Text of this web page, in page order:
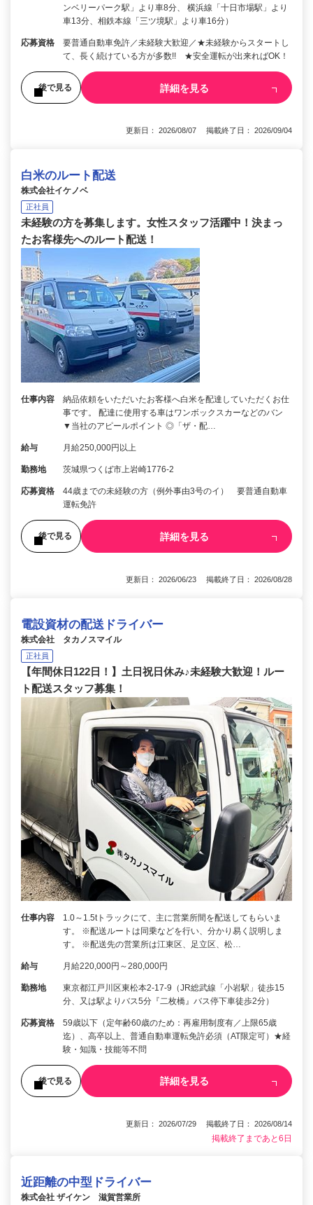
ンベリーパーク駅」より車8分、 横浜線「十日市場駅」より
車13分、相鉄本線「三ツ境駅」より車16分）
応募資格
要普通自動車免許／未経験大歓迎／★未経験からスタートし
て、長く続けている方が多数!! ★安全運転が出来ればOK！
後で見る 詳細を見る
更新日： 2026/08/07 掲載終了日： 2026/09/04
白米のルート配送
株式会社イケノベ
正社員
未経験の方を募集します。女性スタッフ活躍中！決まっ
たお客様先へのルート配送！
仕事内容
納品依頼をいただいたお客様へ白米を配達していただくお仕
事です。 配達に使用する車はワンボックスカーなどのバン
▼当社のアピールポイント ◎「ザ・配…
給与 月給250,000円以上
勤務地 茨城県つくば市上岩崎1776-2
応募資格
44歳までの未経験の方（例外事由3号のイ） 要普通自動車
運転免許
後で見る 詳細を見る
更新日： 2026/06/23 掲載終了日： 2026/08/28
電設資材の配送ドライバー
株式会社 タカノスマイル
正社員
【年間休日122日！】土日祝日休み♪未経験大歓迎！ルー
ト配送スタッフ募集！
仕事内容
1.0～1.5tトラックにて、主に営業所間を配送してもらいま
す。 ※配送ルートは同乗などを行い、分かり易く説明しま
す。 ※配送先の営業所は江東区、足立区、松…
給与 月給220,000円～280,000円
勤務地
東京都江戸川区東松本2-17-9（JR総武線「小岩駅」徒歩15
分、又は駅よりバス5分『二枚橋』バス停下車徒歩2分）
応募資格
59歳以下（定年齢60歳のため：再雇用制度有／上限65歳
迄）、高卒以上、普通自動車運転免許必須（AT限定可）★経
験・知識・技能等不問
後で見る 詳細を見る
更新日： 2026/07/29 掲載終了日： 2026/08/14
掲載終了まであと6日
近距離の中型ドライバー
株式会社 ザイケン 滋賀営業所